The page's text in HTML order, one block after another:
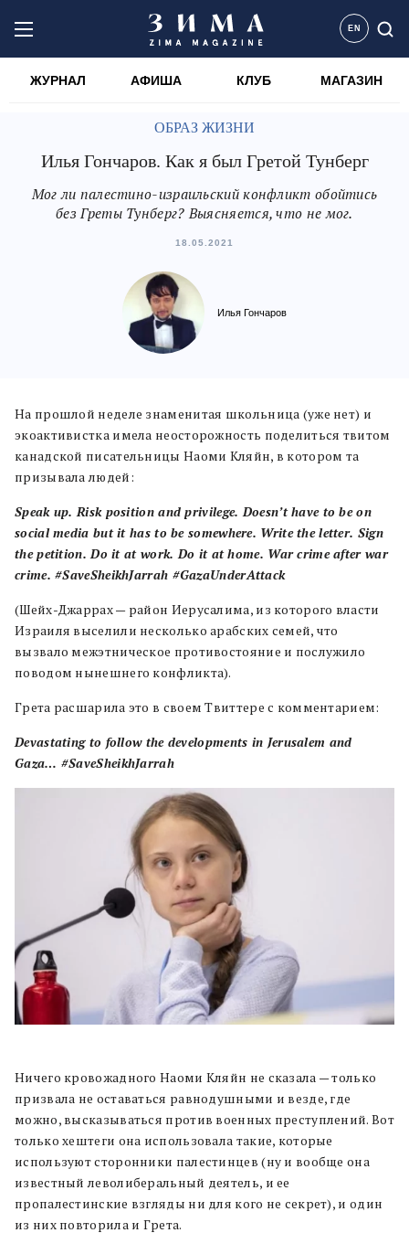
EN
ЖУРНАЛ АФИША КЛУБ МАГАЗИН
ОБРАЗ ЖИЗНИ
Илья Гончаров. Как я был Гретой Тунберг
Мог ли палестино-израильский конфликт обойтись
без Греты Тунберг? Выясняется, что не мог.
18.05.2021
Илья Гончаров
На прошлой неделе знаменитая школьница (уже нет) и
экоактивистка имела неосторожность поделиться твитом
канадской писательницы Наоми Кляйн, в котором та
призывала людей:
Speak up. Risk position and privilege. Doesn’t have to be on
social media but it has to be somewhere. Write the letter. Sign
the petition. Do it at work. Do it at home. War crime after war
crime. #SaveSheikhJarrah #GazaUnderAttack
(Шейх-Джаррах — район Иерусалима, из которого власти
Израиля выселили несколько арабских семей, что
вызвало межэтническое противостояние и послужило
поводом нынешнего конфликта).
Грета расшарила это в своем Твиттере с комментарием:
Devastating to follow the developments in Jerusalem and
Gaza… #SaveSheikhJarrah
Ничего кровожадного Наоми Кляйн не сказала — только
призвала не оставаться равнодушными и везде, где
можно, высказываться против военных преступлений. Вот
только хештеги она использовала такие, которые
используют сторонники палестинцев (ну и вообще она
известный леволиберальный деятель, и ее
пропалестинские взгляды ни для кого не секрет), и один
из них повторила и Грета.